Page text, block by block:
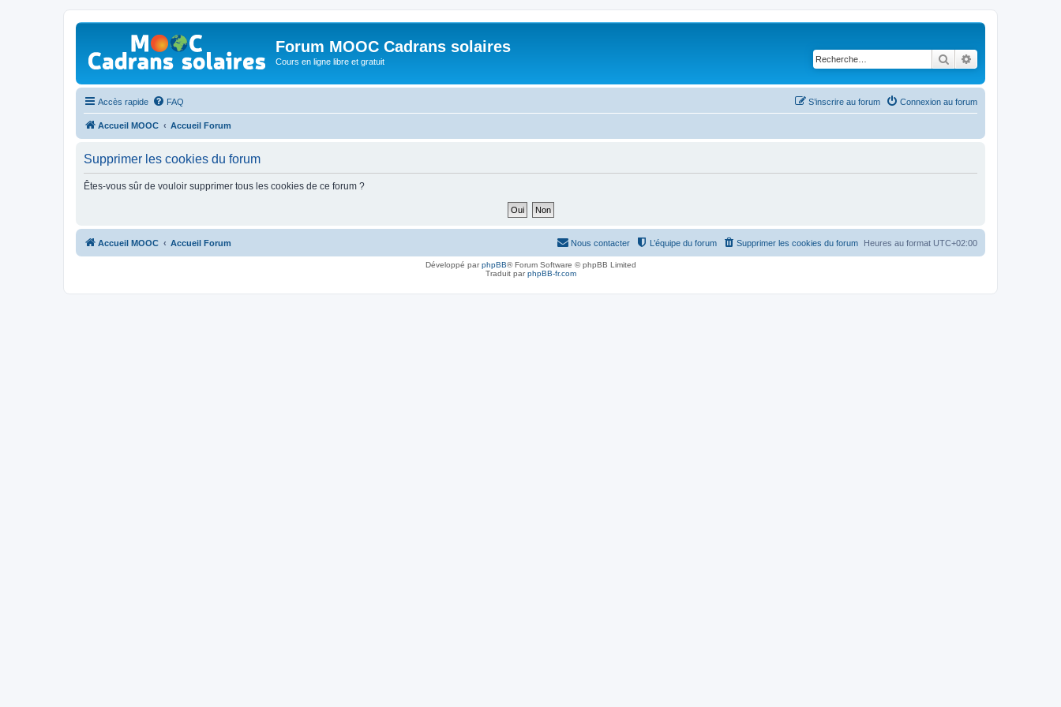
Forum MOOC Cadrans solaires
Cours en ligne libre et gratuit Rechercher
Accès rapide FAQ Connexion au forum
S’inscrire au forum
Accueil MOOC Accueil Forum
Supprimer les cookies du forum
Êtes-vous sûr de vouloir supprimer tous les cookies de ce forum ?
Accueil MOOC Accueil Forum Heures au format UTC+02:00
Supprimer les cookies du forum
L’équipe du forum
Nous contacter
Développé parphpBB® Forum Software © phpBB Limited
Traduit parphpBB-fr.com